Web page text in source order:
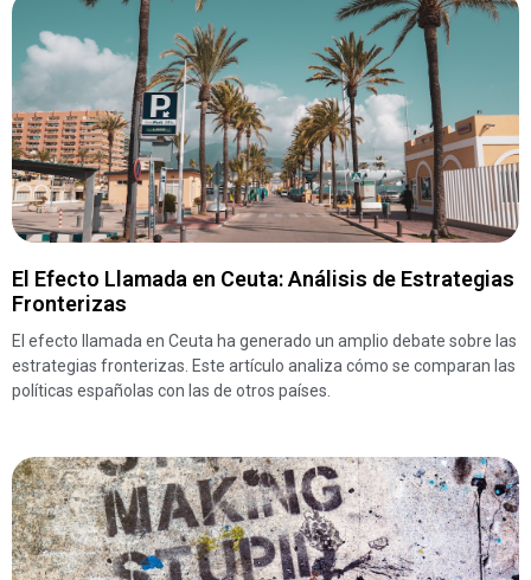
El Efecto Llamada en Ceuta: Análisis de Estrategias
Fronterizas
El efecto llamada en Ceuta ha generado un amplio debate sobre las
estrategias fronterizas. Este artículo analiza cómo se comparan las
políticas españolas con las de otros países.